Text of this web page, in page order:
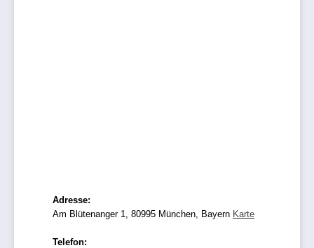
Adresse:
Am Blütenanger 1, 80995 München, Bayern Karte
Telefon: